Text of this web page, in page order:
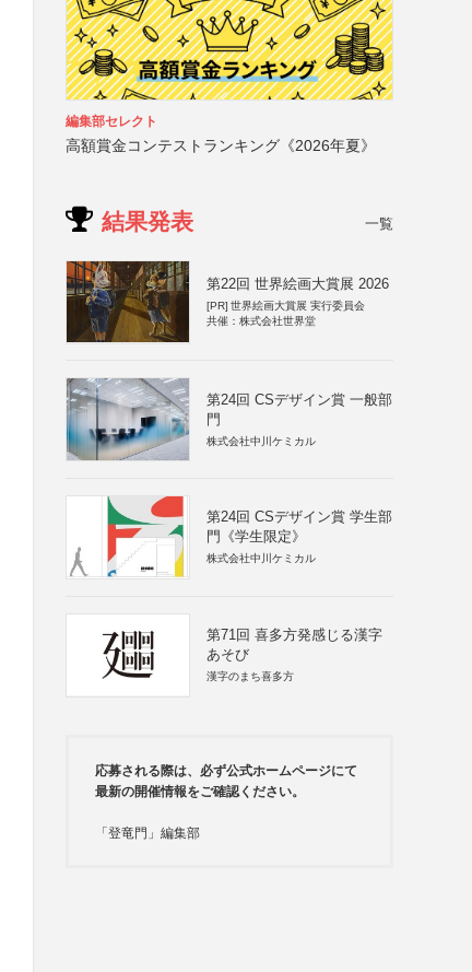
編集部セレクト
高額賞金コンテストランキング《2026年夏》
結果発表 一覧
第22回 世界絵画大賞展 2026
[PR] 世界絵画大賞展 実行委員会
共催：株式会社世界堂
第24回 CSデザイン賞 一般部
門
株式会社中川ケミカル
第24回 CSデザイン賞 学生部
門《学生限定》
株式会社中川ケミカル
第71回 喜多方発感じる漢字
あそび
漢字のまち喜多方
応募される際は、必ず公式ホームページにて
最新の開催情報をご確認ください。
「登竜門」編集部